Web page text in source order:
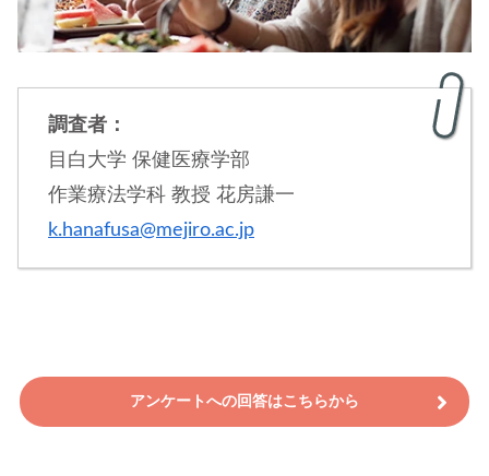
調査者：
目白大学 保健医療学部
作業療法学科 教授 花房謙一
k.hanafusa@mejiro.ac.jp
アンケートへの回答はこちらから